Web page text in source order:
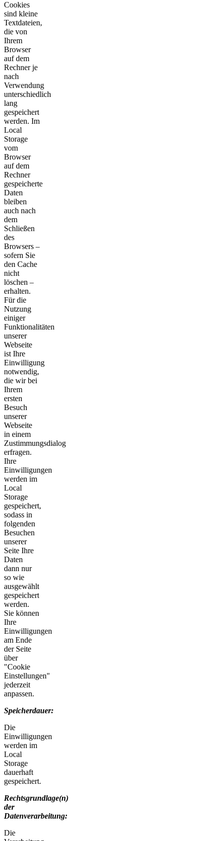
Cookies
sind kleine
Textdateien,
die von
Ihrem
Browser
auf dem
Rechner je
nach
Verwendung
unterschiedlich
lang
gespeichert
werden. Im
Local
Storage
vom
Browser
auf dem
Rechner
gespeicherte
Daten
bleiben
auch nach
dem
Schließen
des
Browsers –
sofern Sie
den Cache
nicht
löschen –
erhalten.
Für die
Nutzung
einiger
Funktionalitäten
unserer
Webseite
ist Ihre
Einwilligung
notwendig,
die wir bei
Ihrem
ersten
Besuch
unserer
Webseite
in einem
Zustimmungsdialog
erfragen.
Ihre
Einwilligungen
werden im
Local
Storage
gespeichert,
sodass in
folgenden
Besuchen
unserer
Seite Ihre
Daten
dann nur
so wie
ausgewählt
gespeichert
werden.
Sie können
Ihre
Einwilligungen
am Ende
der Seite
über
"Cookie
Einstellungen"
jederzeit
anpassen.
Speicherdauer:
Die
Einwilligungen
werden im
Local
Storage
dauerhaft
gespeichert.
Rechtsgrundlage(n)
der
Datenverarbeitung:
Die